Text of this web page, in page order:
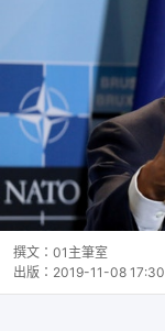
撰文： 01主筆室
出版： 2019-11-08 17:30